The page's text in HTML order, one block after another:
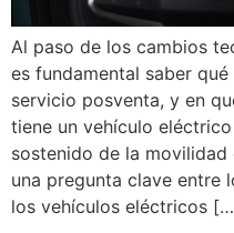
Al paso de los cambios
es fundamental saber
servicio posventa, y en
tiene un vehículo
sostenido de la
una pregunta clave entre
los vehículos eléctricos